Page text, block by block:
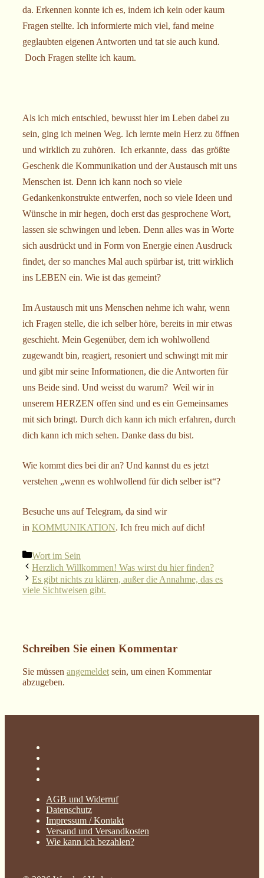
da. Erkennen konnte ich es, indem ich kein oder kaum
Fragen stellte. Ich informierte mich viel, fand meine
geglaubten eigenen Antworten und tat sie auch kund.
Doch Fragen stellte ich kaum.
Als ich mich entschied, bewusst hier im Leben dabei zu
sein, ging ich meinen Weg. Ich lernte mein Herz zu öffnen
und wirklich zu zuhören. Ich erkannte, dass das größte
Geschenk die Kommunikation und der Austausch mit uns
Menschen ist. Denn ich kann noch so viele
Gedankenkonstrukte entwerfen, noch so viele Ideen und
Wünsche in mir hegen, doch erst das gesprochene Wort,
lassen sie schwingen und leben. Denn alles was in Worte
sich ausdrückt und in Form von Energie einen Ausdruck
findet, der so manches Mal auch spürbar ist, tritt wirklich
ins LEBEN ein. Wie ist das gemeint?
Im Austausch mit uns Menschen nehme ich wahr, wenn
ich Fragen stelle, die ich selber höre, bereits in mir etwas
geschieht. Mein Gegenüber, dem ich wohlwollend
zugewandt bin, reagiert, resoniert und schwingt mit mir
und gibt mir seine Informationen, die die Antworten für
uns Beide sind. Und weisst du warum? Weil wir in
unserem HERZEN offen sind und es ein Gemeinsames
mit sich bringt. Durch dich kann ich mich erfahren, durch
dich kann ich mich sehen. Danke dass du bist.
Wie kommt dies bei dir an? Und kannst du es jetzt
verstehen „wenn es wohlwollend für dich selber ist“?
Besuche uns auf Telegram, da sind wir
in KOMMUNIKATION. Ich freu mich auf dich!
Kategorien
Wort im Sein
Herzlich Willkommen! Was wirst du hier finden?
Es gibt nichts zu klären, außer die Annahme, das es
viele Sichtweisen gibt.
Schreiben Sie einen Kommentar
Sie müssen angemeldet sein, um einen Kommentar
abzugeben.
AGB und Widerruf
Datenschutz
Impressum / Kontakt
Versand und Versandkosten
Wie kann ich bezahlen?